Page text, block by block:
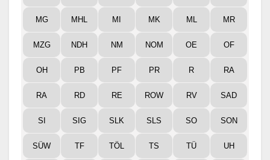
MG MHL MI MK ML MR
MZG NDH NM NOM OE OF
OH PB PF PR R RA
RA RD RE ROW RV SAD
SI SIG SLK SLS SO SON
SÜW TF TÖL TS TÜ UH